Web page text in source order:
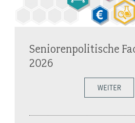
Seniorenpolitische
2026
WEITER